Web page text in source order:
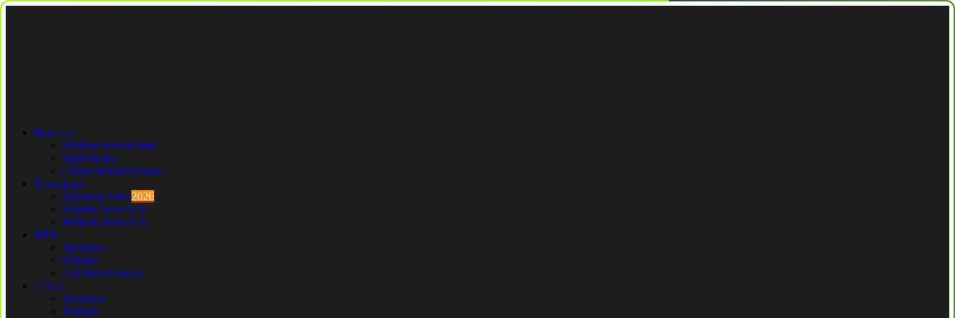
Новости
Футбол Казахстана
Трансферы
Сборная Казахстана
Трансферы
Премьер Лига2026
Первая лига2026
Вторая Лига2026
КПЛ
Тренеры
Рефери
Составы команд
1 Лига
Тренеры
Рефери